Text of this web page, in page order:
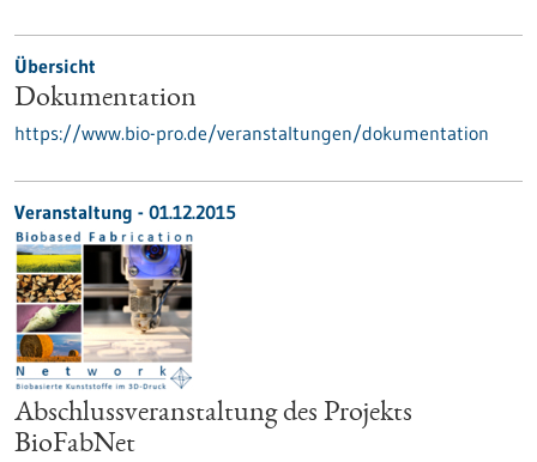
Übersicht
Dokumentation
https://www.bio-pro.de/veranstaltungen/dokumentation
Veranstaltung - 01.12.2015
Abschlussveranstaltung des Projekts
BioFabNet